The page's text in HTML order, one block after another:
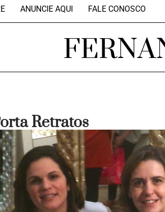
ANUNCIE AQUI FALE CONOSCO
Retratos